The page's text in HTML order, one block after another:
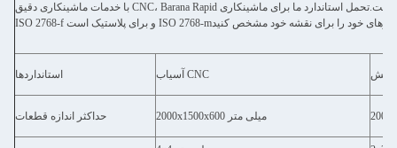
با خدمات ماشینکاری دقیق CNC، Barana Rapid شریک ایده آل شما برای ایجاد نمونه های اولیه و قطعات ماشینکاری دقیق است.تحمل استاندارد ما برای ماشینکاری CNC برای فلزات است
استانداردها آسیاب CNC
حداکثر اندازه قطعات 2000x1500x600 میلی متر